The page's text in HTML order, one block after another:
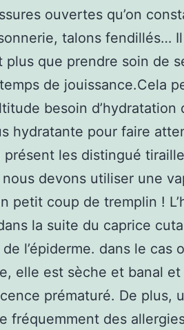
ouvertes qu’on
talons fendillés… Il
plus que prendre soin de
de jouissance.Cela
besoin d’hydratation
hydratante pour faire
présent les distingué
devons utiliser une
petit coup de tremplin !
la suite du caprice
l’épiderme. dans le cas
elle est sèche et banal
prématuré. De plus,
fréquemment des